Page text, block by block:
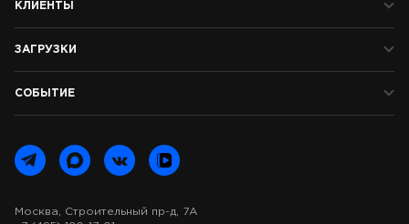
Москва, Строительный пр-д, 7А
КЛИЕНТЫ
ЗАГРУЗКИ
СОБЫТИЕ